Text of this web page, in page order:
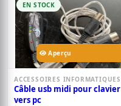
EN STOCK
Aperçu
ACCESSOIRES INFORMATIQUES
Câble usb midi pour clavier
vers pc